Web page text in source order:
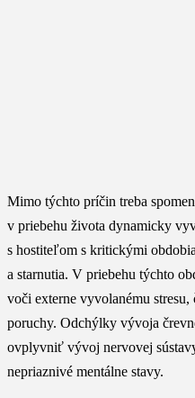
Mimo týchto príčin treba
v priebehu života dynamicky
s hostiteľom s kritickými
a starnutia. V priebehu týchto
voči externe vyvolanému
poruchy. Odchýlky vývoja
ovplyvniť vývoj nervovej
nepriaznivé mentálne stavy.